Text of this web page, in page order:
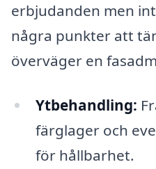
erbjudanden men
några punkter att
överväger en
Ytbehandling:
färglager och
för hållbarhet.